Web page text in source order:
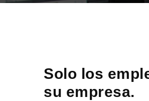
Solo los
su empresa.